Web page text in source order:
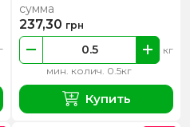
мин. колич. 0.5кг
кг
сумма
237,30 грн
Купить